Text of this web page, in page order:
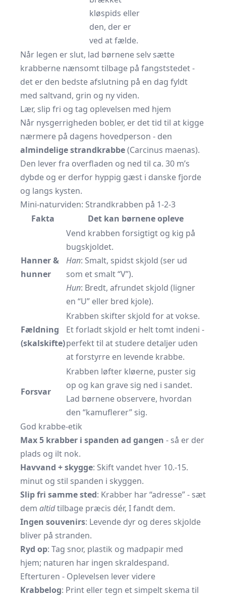
kløspids eller
den, der er
ved at fælde.
Når legen er slut, lad børnene selv sætte
krabberne nænsomt tilbage på fangststedet -
det er den bedste afslutning på en dag fyldt
med saltvand, grin og ny viden.
Lær, slip fri og tag oplevelsen med hjem
Når nysgerrigheden bobler, er det tid til at kigge
nærmere på dagens hovedperson - den
almindelige strandkrabbe(Carcinus maenas).
Den lever fra overfladen og ned til ca. 30 m’s
dybde og er derfor hyppig gæst i danske fjorde
og langs kysten.
Mini-naturviden: Strandkrabben på 1-2-3
Fakta
Det kan børnene opleve
Hanner &
hunner
Vend krabben forsigtigt og kig på
bugskjoldet.
Han: Smalt, spidst skjold (ser ud
som et smalt “V”).
Hun: Bredt, afrundet skjold (ligner
en “U” eller bred kjole).
Fældning
(skalskifte)
Krabben skifter skjold for at vokse.
Et forladt skjold er helt tomt indeni -
perfekt til at studere detaljer uden
at forstyrre en levende krabbe.
Forsvar
Krabben løfter kløerne, puster sig
op og kan grave sig ned i sandet.
Lad børnene observere, hvordan
den “kamuflerer” sig.
God krabbe-etik
Max 5 krabber i spanden ad gangen - så er der
plads og ilt nok.
Havvand + skygge: Skift vandet hver 10.-15.
minut og stil spanden i skyggen.
Slip fri samme sted: Krabber har “adresse” - sæt
dem altidtilbage præcis dér, I fandt dem.
Ingen souvenirs: Levende dyr og deres skjolde
bliver på stranden.
Ryd op: Tag snor, plastik og madpapir med
hjem; naturen har ingen skraldespand.
Efterturen - Oplevelsen lever videre
Krabbelog: Print eller tegn et simpelt skema til